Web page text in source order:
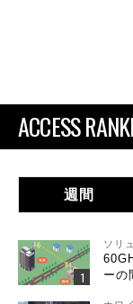
ACCESS
週間
ソリ
ーの